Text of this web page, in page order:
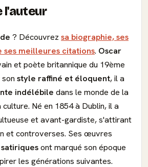
l'auteur
? Découvrez sa biographie, ses
ses meilleures citations. Oscar
et poète britannique du 19ème
style raffiné et éloquent, il a
indélébile dans le monde de la
Né en 1854 à Dublin, il a
et avant-gardiste, s'attirant
et controverses. Ses œuvres
ont marqué son époque
les générations suivantes.